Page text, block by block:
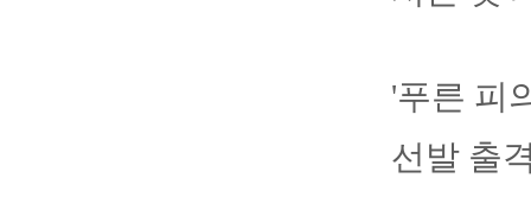
'푸른 피
선발 출